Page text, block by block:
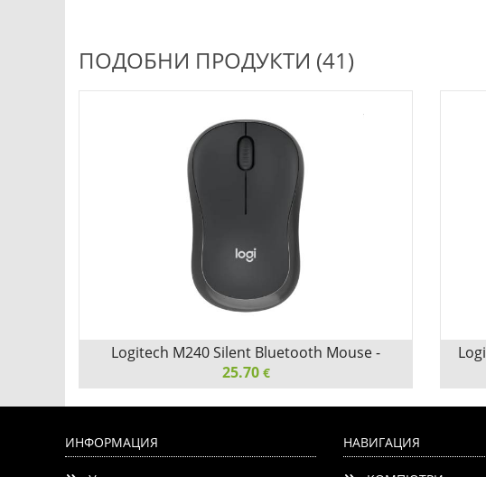
ПОДОБНИ ПРОДУКТИ (41)
EMEA-808
Logitech M240 Silent Bluetooth Mouse -
GRAPHITE - EMEA-808
25.70 €
ИНФОРМАЦИЯ НАВИГАЦИЯ